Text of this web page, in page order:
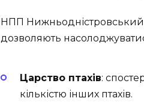
НПП
дозволяють
Царство птахів:
кількістю інших птахів.